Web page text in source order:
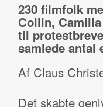
230 filmfolk
Collin,
til
samlede antal
Af Claus
Det skabte